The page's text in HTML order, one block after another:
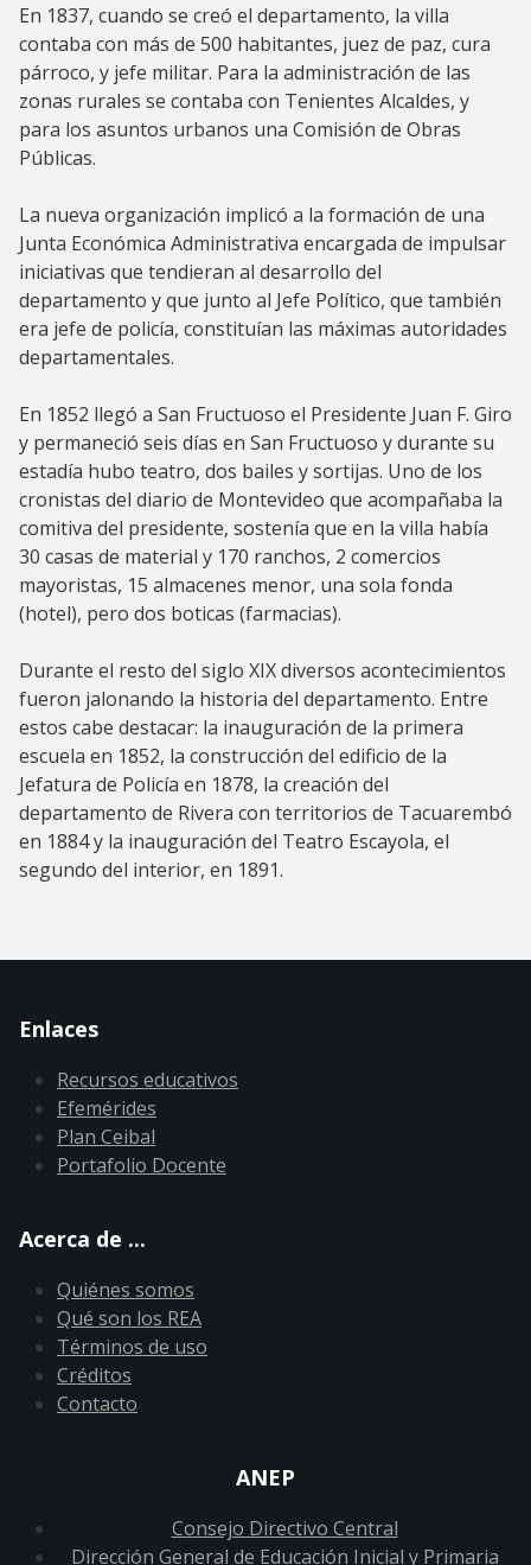
En 1837, cuando se creó el departamento, la villa
contaba con más de 500 habitantes, juez de paz, cura
párroco, y jefe militar. Para la administración de las
zonas rurales se contaba con Tenientes Alcaldes, y
para los asuntos urbanos una Comisión de Obras
Públicas.
La nueva organización implicó a la formación de una
Junta Económica Administrativa encargada de impulsar
iniciativas que tendieran al desarrollo del
departamento y que junto al Jefe Político, que también
era jefe de policía, constituían las máximas autoridades
departamentales.
En 1852 llegó a San Fructuoso el Presidente Juan F. Giro
y permaneció seis días en San Fructuoso y durante su
estadía hubo teatro, dos bailes y sortijas. Uno de los
cronistas del diario de Montevideo que acompañaba la
comitiva del presidente, sostenía que en la villa había
30 casas de material y 170 ranchos, 2 comercios
mayoristas, 15 almacenes menor, una sola fonda
(hotel), pero dos boticas (farmacias).
Durante el resto del siglo XIX diversos acontecimientos
fueron jalonando la historia del departamento. Entre
estos cabe destacar: la inauguración de la primera
escuela en 1852, la construcción del edificio de la
Jefatura de Policía en 1878, la creación del
departamento de Rivera con territorios de Tacuarembó
en 1884 y la inauguración del Teatro Escayola, el
segundo del interior, en 1891.
Enlaces
Recursos educativos
Efemérides
Plan Ceibal
Portafolio Docente
Acerca de ...
Quiénes somos
Qué son los REA
Términos de uso
Créditos
Contacto
ANEP
Consejo Directivo Central
Dirección General de Educación Inicial y Primaria